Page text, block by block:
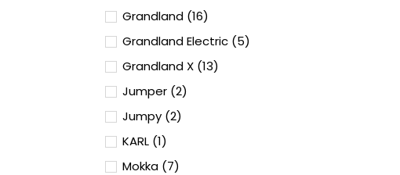
Grandland (16)
Grandland Electric (5)
Grandland X (13)
Jumper (2)
Jumpy (2)
KARL (1)
Mokka (7)